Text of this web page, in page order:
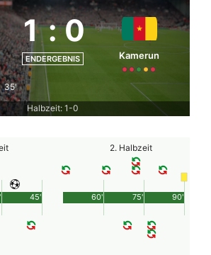
1 :0
ENDERGEBNIS Kamerun
35'
Halbzeit: 1-0
45'
2. Halbzeit
90'
60' 75'